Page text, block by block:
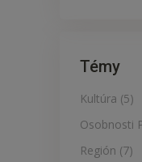
Témy
Kultúra (5)
Osobnosti
Región (7)